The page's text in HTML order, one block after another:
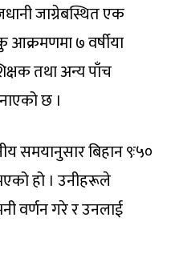
जाग्रेबस्थित एक
आक्रमणमा ७ वर्षीया
तथा अन्य पाँच
छ ।
समयानुसार बिहान ९ः५०
हो । उनीहरूले
वर्णन गरे र उनलाई